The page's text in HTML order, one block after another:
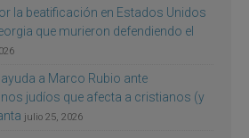
la beatificación en Estados Unidos
que murieron defendiendo el
a Marco Rubio ante
judíos que afecta a cristianos (y
julio 25, 2026